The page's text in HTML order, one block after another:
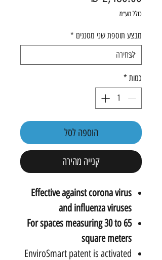
כולל מע״מ
מבצע תוספת שני מסננים *
כמות *
הוספה לסל
קנייה מהירה
Effective against corona virus
and influenza viruses
For spaces measuring 30 to 65
square meters
EnviroSmart patent is activated